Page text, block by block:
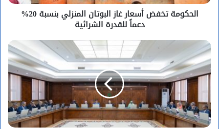
الحكومة تخفض أسعار غاز البوتان المنزلي بنسبة 20%
دعماً للقدرة الشرائية